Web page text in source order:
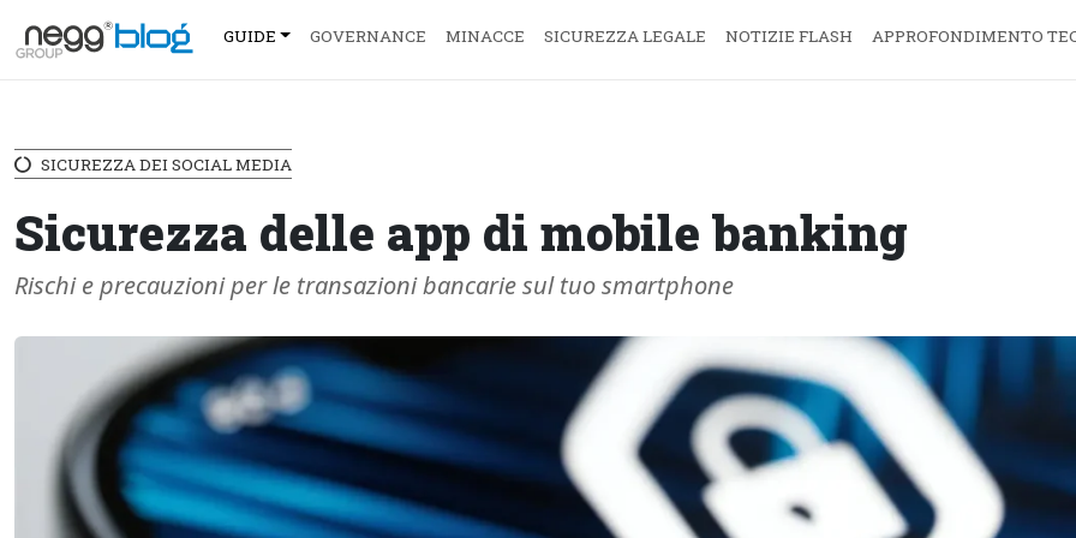
GUIDE GOVERNANCE MINACCE SICUREZZA LEGALE NOTIZIE FLASH APPROFONDIMENTO
SICUREZZA DEI SOCIAL MEDIA
Sicurezza delle app di mobile banking
Rischi e precauzioni per le transazioni bancarie sul tuo smartphone